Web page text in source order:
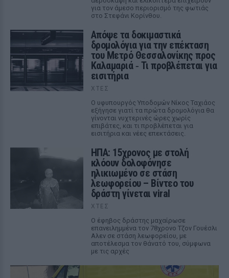
για τον άμεσο περιορισμό της φωτιάς
στο Στεφάνι Κορίνθου.
Απόψε τα δοκιμαστικά
δρομολόγια για την επέκταση
του Μετρό Θεσσαλονίκης προς
Καλαμαριά ‑ Τι προβλέπεται για
εισιτήρια
ΧΤΕΣ
Ο υφυπουργός Υποδομών Νίκος Ταχιάος
εξήγησε γιατί τα πρώτα δρομολόγια θα
γίνονται νυχτερινές ώρες χωρίς
επιβάτες, και τι προβλέπεται για
εισιτήρια και νέες επεκτάσεις.
ΗΠΑ: 15χρονος με στολή
κλόουν δολοφόνησε
ηλικιωμένο σε στάση
λεωφορείου – Βίντεο του
δράστη γίνεται viral
ΧΤΕΣ
Ο έφηβος δράστης μαχαίρωσε
επανειλημμένα τον 78χρονο Τζον Γουέσλι
Αλεν σε στάση λεωφορείου, με
αποτέλεσμα τον θάνατό του, σύμφωνα
με τις αρχές